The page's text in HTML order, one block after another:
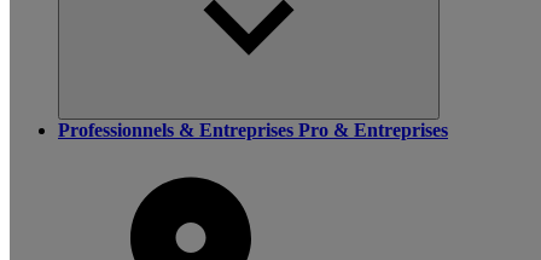
Professionnels & Entreprises Pro & Entreprises